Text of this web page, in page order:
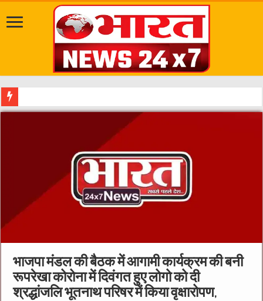
भाजपा मंडल की बैठक में आगामी कार्यक्रम की बनी
रूपरेखा कोरोना में दिवंगत हुए लोगो को दी
श्रद्धांजलि भूतनाथ परिषर में किया वृक्षारोपण,